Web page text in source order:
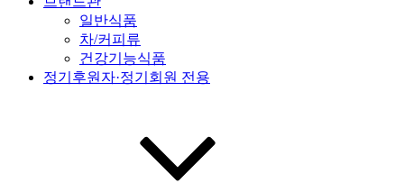
일반식품
차/커피류
건강기능식품
정기후원자·정기회원 전용